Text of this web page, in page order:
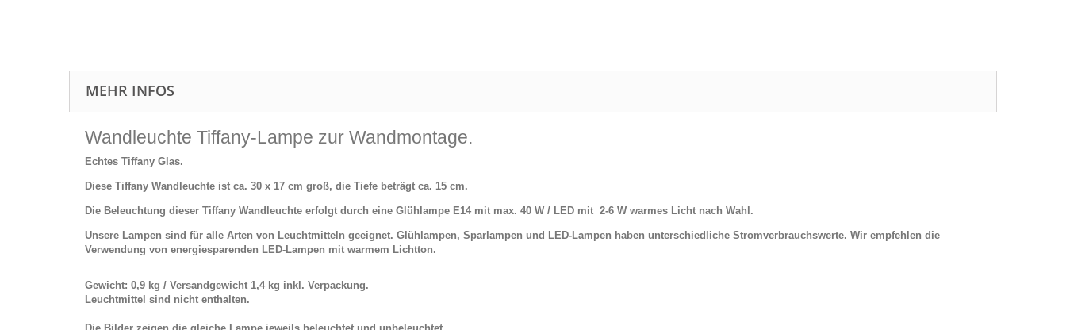
MEHR INFOS
Wandleuchte Tiffany-Lampe zur Wandmontage.
Echtes Tiffany Glas.
Diese Tiffany Wandleuchte ist ca. 30 x 17 cm groß, die Tiefe beträgt ca. 15 cm.
Die Beleuchtung dieser Tiffany Wandleuchte erfolgt durch eine Glühlampe E14 mit max. 40 W / LED mit 2-6 W warmes Licht nach Wahl.
Unsere Lampen sind für alle Arten von Leuchtmitteln geeignet. Glühlampen, Sparlampen und LED-Lampen haben unterschiedliche Stromverbrauchswerte. Wir empfehlen die
Verwendung von energiesparenden LED-Lampen mit warmem Lichtton.
Gewicht: 0,9 kg / Versandgewicht 1,4 kg inkl. Verpackung.
Leuchtmittel sind nicht enthalten.